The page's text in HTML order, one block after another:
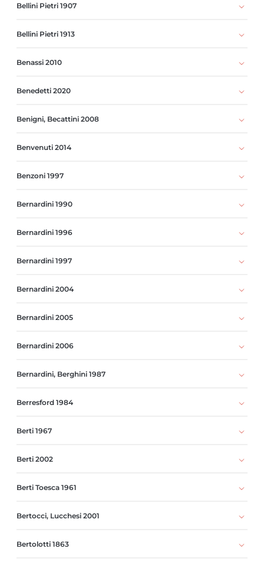
Bellini Pietri 1907
Bellini Pietri 1913
Benassi 2010
Benedetti 2020
Benigni, Becattini 2008
Benvenuti 2014
Benzoni 1997
Bernardini 1990
Bernardini 1996
Bernardini 1997
Bernardini 2004
Bernardini 2005
Bernardini 2006
Bernardini, Berghini 1987
Berresford 1984
Berti 1967
Berti 2002
Berti Toesca 1961
Bertocci, Lucchesi 2001
Bertolotti 1863